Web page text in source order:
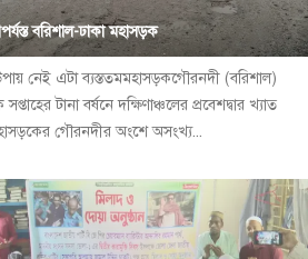
বরিশাল-ঢাকা মহাসড়ক
নেই এটা ব্যস্ততমমহাসড়কগৌরনদী (বরিশাল)
টানা বর্ষনে দক্ষিণাঞ্চলের প্রবেশদ্বার খ্যাত
গৌরনদীর অংশে অসংখ্য...